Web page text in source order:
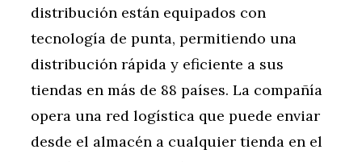
distribución están equipados con
tecnología de punta, permitiendo una
distribución rápida y eficiente a sus
tiendas en más de 88 países. La compañía
opera una red logística que puede enviar
desde el almacén a cualquier tienda en el